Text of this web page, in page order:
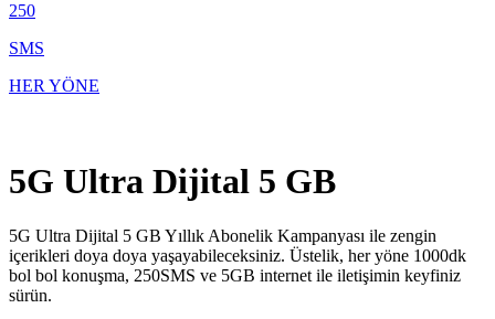
250
SMS
HER YÖNE
5G Ultra Dijital 5 GB
5G Ultra Dijital 5 GB Yıllık Abonelik Kampanyası ile zengin
içerikleri doya doya yaşayabileceksiniz. Üstelik, her yöne 1000dk
bol bol konuşma, 250SMS ve 5GB internet ile iletişimin keyfiniz
sürün.